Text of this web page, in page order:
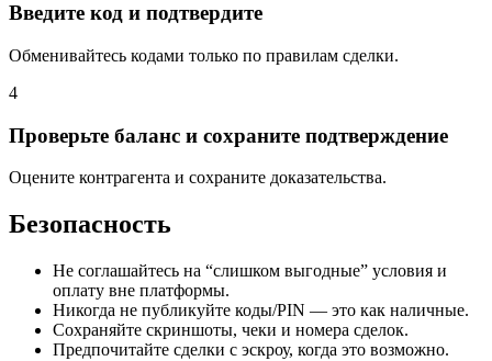
Введите код и подтвердите
Обменивайтесь кодами только по правилам сделки.
4
Проверьте баланс и сохраните подтверждение
Оцените контрагента и сохраните доказательства.
Безопасность
Не соглашайтесь на “слишком выгодные” условия и
оплату вне платформы.
Никогда не публикуйте коды/PIN — это как наличные.
Сохраняйте скриншоты, чеки и номера сделок.
Предпочитайте сделки с эскроу, когда это возможно.